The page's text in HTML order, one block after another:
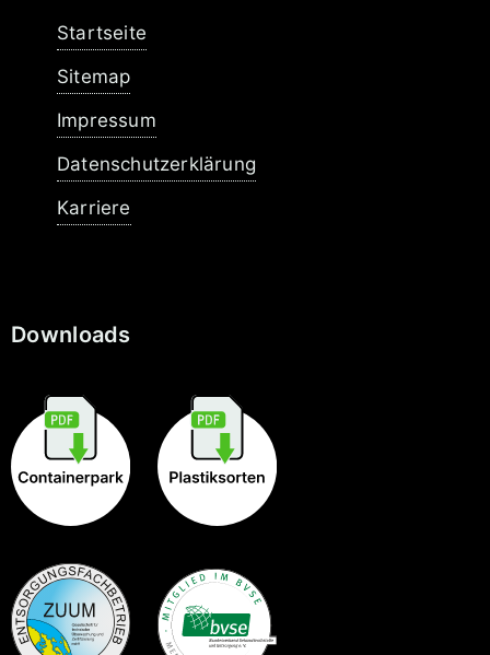
Navigation
überspringen
Startseite
Sitemap
Impressum
Datenschutzerklärung
Karriere
Downloads